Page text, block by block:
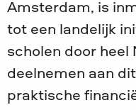
Amsterdam, is
tot een landelijk
scholen door heel
deelnemen aan
praktische